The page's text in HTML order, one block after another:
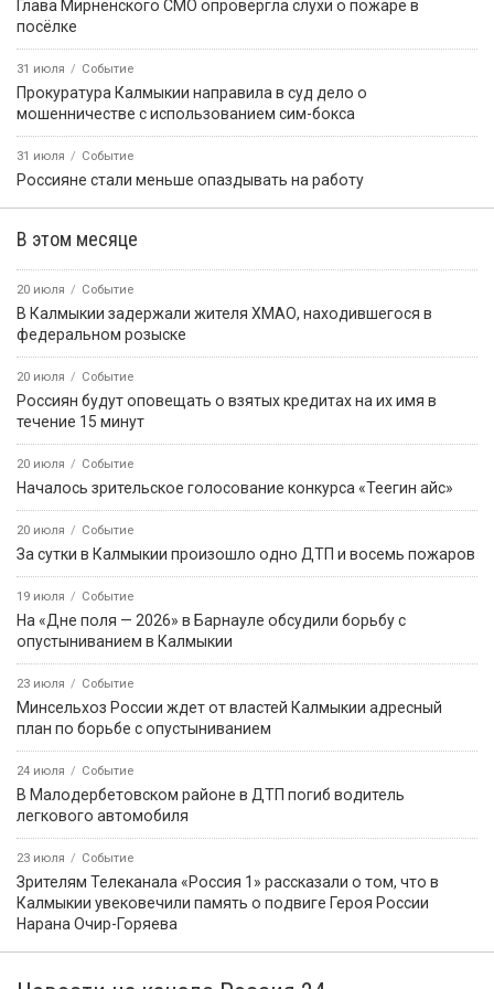
Глава Мирненского СМО опровергла слухи о пожаре в
посёлке
31 июля Событие
Прокуратура Калмыкии направила в суд дело о
мошенничестве с использованием сим-бокса
31 июля Событие
Россияне стали меньше опаздывать на работу
В этом месяце
20 июля Событие
В Калмыкии задержали жителя ХМАО, находившегося в
федеральном розыске
20 июля Событие
Россиян будут оповещать о взятых кредитах на их имя в
течение 15 минут
20 июля Событие
Началось зрительское голосование конкурса «Теегин айс»
20 июля Событие
За сутки в Калмыкии произошло одно ДТП и восемь пожаров
19 июля Событие
На «Дне поля — 2026» в Барнауле обсудили борьбу с
опустыниванием в Калмыкии
23 июля Событие
Минсельхоз России ждет от властей Калмыкии адресный
план по борьбе с опустыниванием
24 июля Событие
В Малодербетовском районе в ДТП погиб водитель
легкового автомобиля
23 июля Событие
Зрителям Телеканала «Россия 1» рассказали о том, что в
Калмыкии увековечили память о подвиге Героя России
Нарана Очир-Горяева